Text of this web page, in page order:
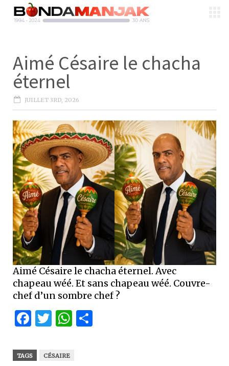
Aimé Césaire le chacha
éternel
JUILLET 3RD, 2026
Aimé Césaire le chacha éternel. Avec
chapeau wéé. Et sans chapeau wéé. Couvre-
chef d’un sombre chef ?
Facebook
Twitter
WhatsApp
TAGS CÉSAIRE